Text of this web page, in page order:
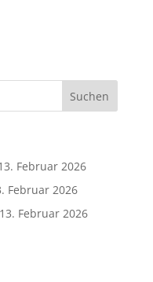
Februar 2026
Februar 2026
13. Februar 2026